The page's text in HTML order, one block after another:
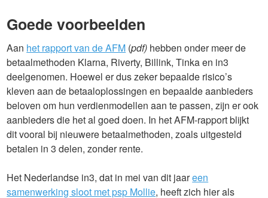
Goede voorbeelden
Aan het rapport van de AFM (pdf) hebben onder meer de
betaalmethoden Klarna, Riverty, Billink, Tinka en in3
deelgenomen. Hoewel er dus zeker bepaalde risico’s
kleven aan de betaaloplossingen en bepaalde aanbieders
beloven om hun verdienmodellen aan te passen, zijn er ook
aanbieders die het al goed doen. In het AFM-rapport blijkt
dit vooral bij nieuwere betaalmethoden, zoals uitgesteld
betalen in 3 delen, zonder rente.
Het Nederlandse in3, dat in mei van dit jaareen
samenwerking sloot met psp Mollie, heeft zich hier als